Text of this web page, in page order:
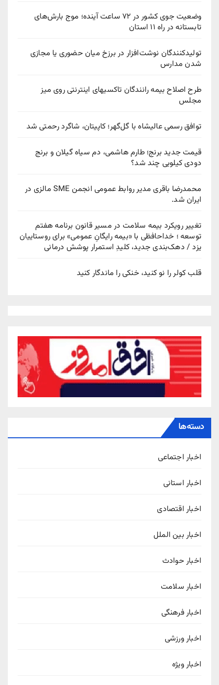
وضعیت جوی کشور در ۷۲ ساعت آینده؛ موج بارش‌های
تابستانه در راه ۱۱ استان
تولیدکنندگان نوشت‌افزار در برزخ میان حضوری یا مجازی
شدن مدارس
طرح اصلاح بیمه رانندگان تاکسیهای اینترنتی روی میز
مجلس
توافق رسمی عالیشاه با گل‌گهر؛ کاپیتان، شاگرد رحمتی شد
قیمت جدید برنج؛ طارم هاشمی، دم سیاه گیلان و برنج
دودی کیلویی چند شد؟
محمدرضا باقری مدیر روابط عمومی انجمن SME مالزی در
ایران شد.
تغییر رویکرد بیمه سلامت در مسیر قانون برنامه هفتم
توسعه ؛ خداحافظی با «بیمه رایگانِ عمومی» برای روستاییان
یزد / دهک‌بندی جدید، کلیدِ استمرار پوشش درمانی
قلب کولر را نو کنید، خنکی را ماندگار کنید
دسته‌ها
اخبار اجتماعی
اخبار استانی
اخبار اقتصادی
اخبار بین الملل
اخبار حوادث
اخبار سلامت
اخبار فرهنگی
اخبار ورزشی
اخبار ویژه